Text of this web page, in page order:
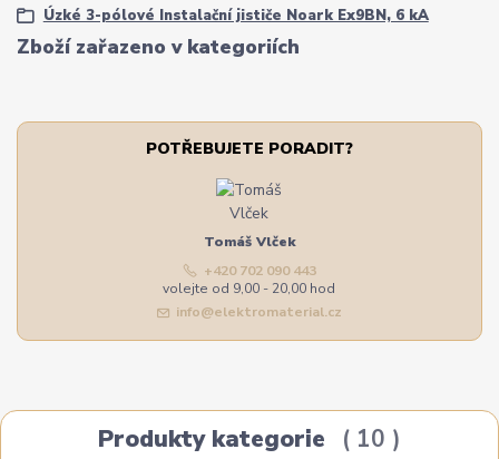
Zboží zařazeno v kategoriích
Úzké 3-pólové Instalační jističe Noark Ex9BN, 6 kA
POTŘEBUJETE PORADIT?
Tomáš Vlček
+420 702 090 443
volejte od 9,00 - 20,00 hod
info@elektromaterial.cz
Produkty kategorie 10